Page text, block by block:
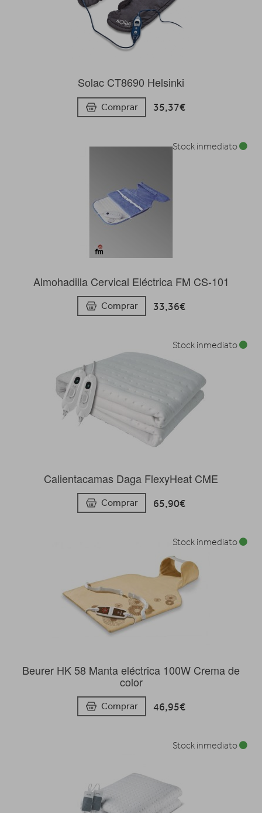
Solac CT8690 Helsinki
Comprar 35,37€
Almohadilla Cervical Eléctrica FM CS-101
Comprar 33,36€
Stock inmediato
Calientacamas Daga FlexyHeat CME
Comprar 65,90€
Stock inmediato
Beurer HK 58 Manta eléctrica 100W Crema de
color
Comprar 46,95€
Stock inmediato
Stock inmediato